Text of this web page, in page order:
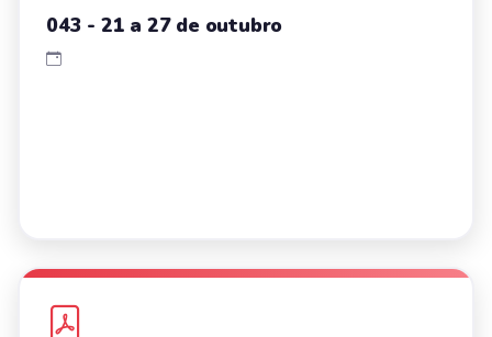
043 - 21 a 27 de outubro